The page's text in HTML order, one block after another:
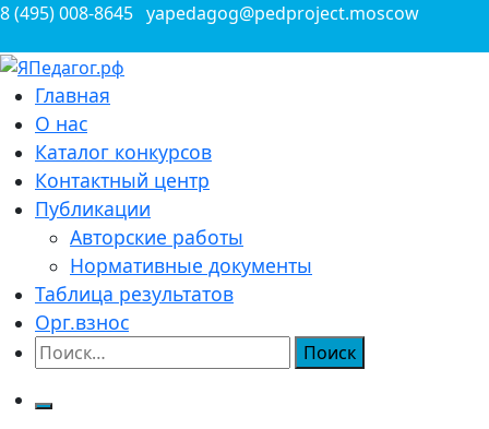
Перейти
содержимому
8 (495) 008-8645 yapedagog@pedproject.moscow
ЯПедагог.рф
Всероссийские конкурсы для педагогов
Главная
О нас
Каталог конкурсов
Контактный центр
Публикации
Авторские работы
Нормативные документы
Таблица результатов
Орг.взнос
Найти: